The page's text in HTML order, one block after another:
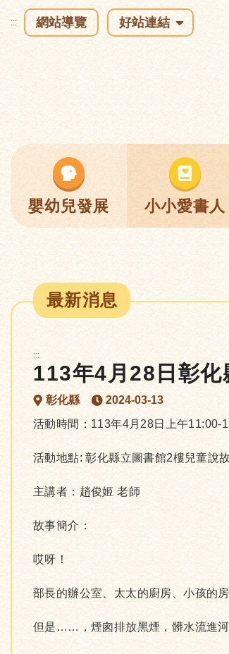
::: 網站導覽 好站連結
嬰幼兒發展 小小愛書人
最新消息
:::
113年4月28日彰化
彰化縣
2024-03-13
活動時間：113年4月28日上午11:00-
活動地點: 彰化縣立圖書館2樓兒童說
主講者：趙俊姬 老師
故事簡介：
哎呀！
部長的辦公室、太太的廚房、小孩的
但是……，煙囪排放黑煙，髒水流進